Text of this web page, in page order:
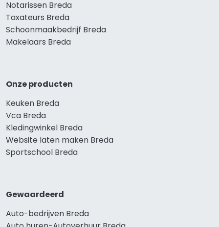
Notarissen Breda
Taxateurs Breda
Schoonmaakbedrijf Breda
Makelaars Breda
Onze producten
Keuken Breda
Vca Breda
Kledingwinkel Breda
Website laten maken Breda
Sportschool Breda
Gewaardeerd
Auto-bedrijven Breda